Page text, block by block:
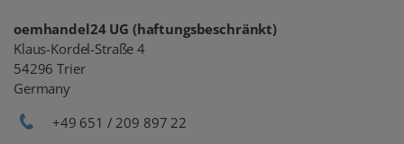
oemhandel24 UG (haftungsbeschränkt)
Klaus-Kordel-Straße 4
54296 Trier
Germany
+49 651 / 209 897 22